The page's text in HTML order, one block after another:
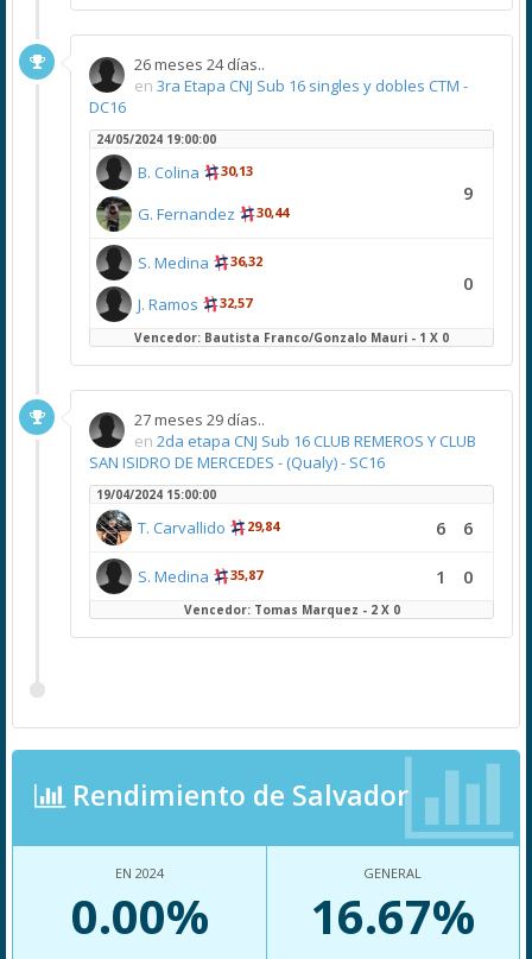
26 meses 24 días..
en 3ra Etapa CNJ Sub 16 singles y dobles CTM -
DC16
24/05/2024 19:00:00
B. Colina 30,13
G. Fernandez 30,44
9
S. Medina 36,32
J. Ramos 32,57
0
Vencedor: Bautista Franco/Gonzalo Mauri - 1 X 0
27 meses 29 días..
en 2da etapa CNJ Sub 16 CLUB REMEROS Y CLUB
SAN ISIDRO DE MERCEDES - (Qualy) - SC16
19/04/2024 15:00:00
T. Carvallido 29,84 6 6
S. Medina 35,87 1 0
Vencedor: Tomas Marquez - 2 X 0
Rendimiento de Salvador
EN 2024
0.00%
GENERAL
16.67%